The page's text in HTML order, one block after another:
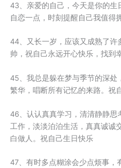
43、亲爱的自己，今天是你的生
自恋一点，时刻提醒自己我值得
44、又长一岁，应该又成熟了许
帅，祝自己永远开心快乐，找到
45、我总是躲在梦与季节的深处
繁华，唱断所有记忆的来路。祝
46、认认真真学习，清清静静
工作，淡淡泊泊生活，真真诚诚
白做人。祝自己生日快乐
47、有时多点糊涂会少点烦事，